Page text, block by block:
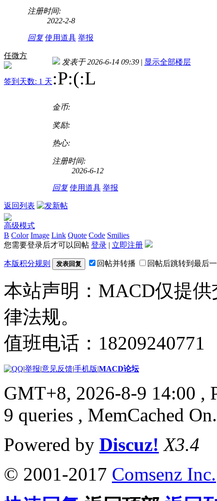
注册时间:
2022-2-8
回复 使用道具 举报
任微方
签到天数: 1 天
发表于 2026-6-14 09:39 | 显示全部楼层
:P:(:L
金币:
奖励:
热心:
注册时间:
2026-6-12
回复 使用道具 举报
返回列表
高级模式
B Color Image Link Quote Code Smilies
您需要登录后才可以回帖 登录 | 立即注册
本版积分规则 发表回复 回帖并转播 回帖后跳转到最后
本站声明：MACD仅提
律法规。
值班电话：
|举报|意见反馈|手机版|MACD论坛
GMT+8, 2026-8-9 14:00 ,
9 queries , MemCached On.
Powered by Discuz! X3.4
© 2001-2017 Comsenz Inc.